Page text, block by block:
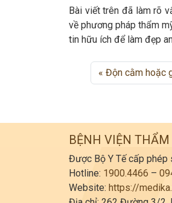
Bài viết trên đã làm rõ
về phương pháp thẩm
tin hữu ích để làm đẹp
Độn cằm hoặc
BỆNH VIỆN
Được Bộ Y Tế cấp phép
Hotline: 1900.4466 –
Website: https://